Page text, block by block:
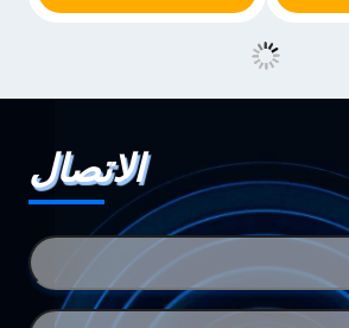
الاتصال